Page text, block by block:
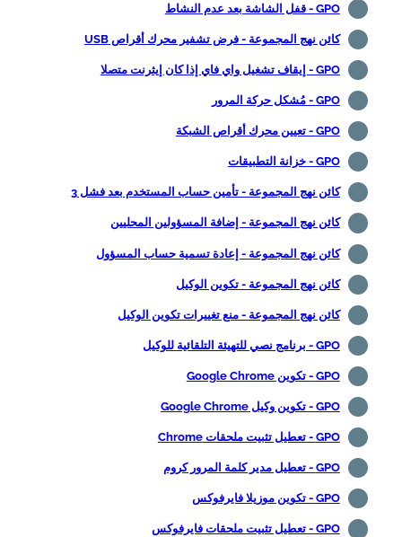
GPO - قفل الشاشة بعد عدم النشاط
كائن نهج المجموعة - فرض تشفير محرك أقراص USB
GPO - إيقاف تشغيل واي فاي إذا كان إيثرنت متصلا
GPO - مُشكل حركة المرور
GPO - تعيين محرك أقراص الشبكة
GPO - خزانة التطبيقات
كائن نهج المجموعة - تأمين حساب المستخدم بعد فشل 3
كائن نهج المجموعة - إضافة المسؤولين المحليين
كائن نهج المجموعة - إعادة تسمية حساب المسؤول
كائن نهج المجموعة - تكوين الوكيل
كائن نهج المجموعة - منع تغييرات تكوين الوكيل
GPO - برنامج نصي للتهيئة التلقائية للوكيل
GPO - تكوين Google Chrome
GPO - تكوين وكيل Google Chrome
GPO - تعطيل تثبيت ملحقات Chrome
GPO - تعطيل مدير كلمة المرور كروم
GPO - تكوين موزيلا فايرفوكس
GPO - تعطيل تثبيت ملحقات فايرفوكس